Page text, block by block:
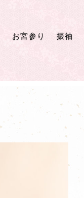
お宮参り 振袖